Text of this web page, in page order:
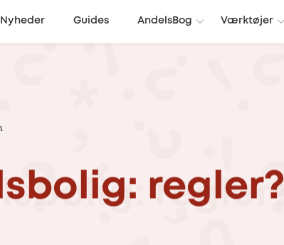
Nyheder Guides AndelsBog Værktøjer
regler?